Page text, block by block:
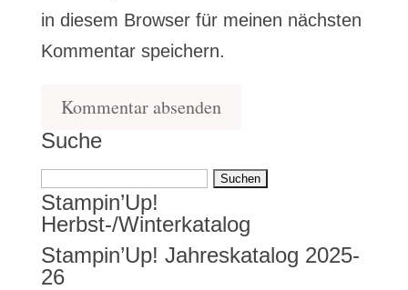
in diesem Browser für meinen nächsten
Kommentar speichern.
Suche
Suchen
nach:
Stampin’Up!
Herbst-/Winterkatalog
Stampin’Up! Jahreskatalog 2025-
26